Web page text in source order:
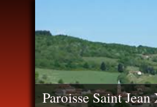
Paroisse Saint